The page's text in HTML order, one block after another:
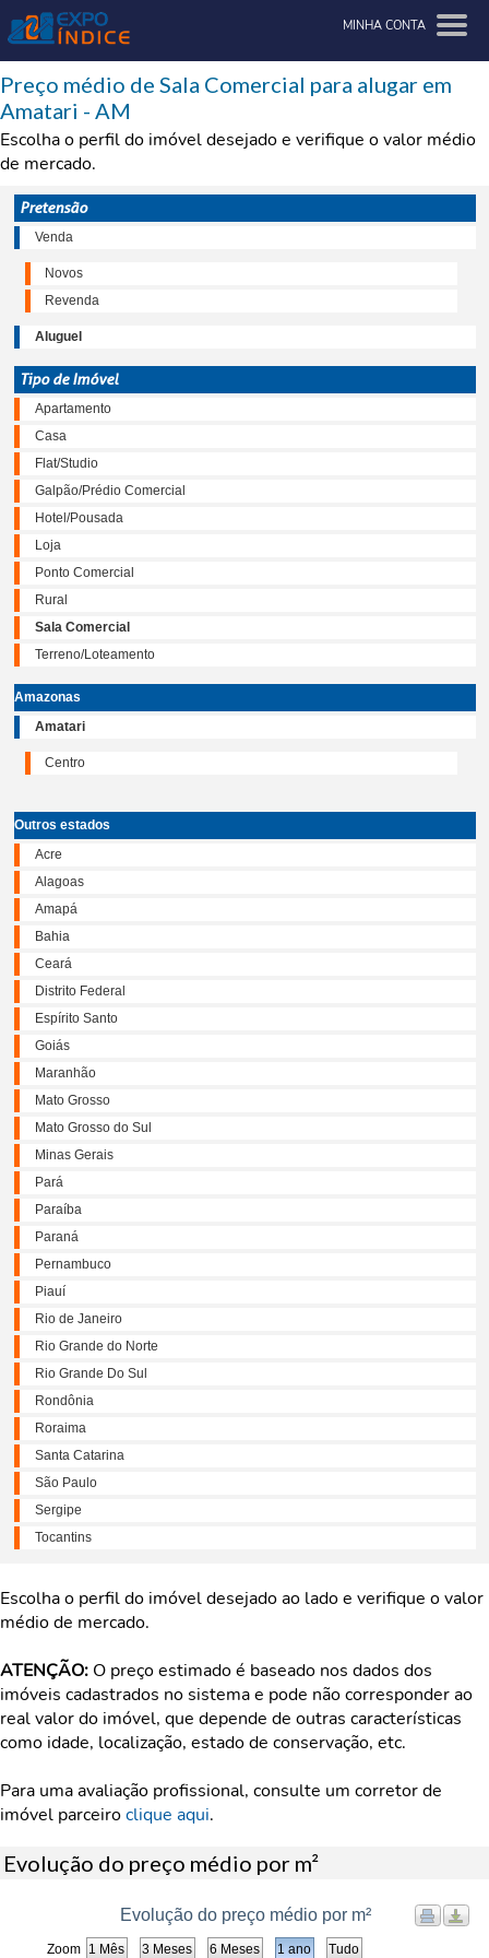
MINHA CONTA
Preço médio de Sala Comercial para alugar em
Amatari - AM
Escolha o perfil do imóvel desejado e verifique o valor médio
de mercado.
Pretensão
Venda
Novos
Revenda
Aluguel
Tipo de Imóvel
Apartamento
Casa
Flat/Studio
Galpão/Prédio Comercial
Hotel/Pousada
Loja
Ponto Comercial
Rural
Sala Comercial
Terreno/Loteamento
Amazonas
Amatari
Centro
Outros estados
Acre
Alagoas
Amapá
Bahia
Ceará
Distrito Federal
Espírito Santo
Goiás
Maranhão
Mato Grosso
Mato Grosso do Sul
Minas Gerais
Pará
Paraíba
Paraná
Pernambuco
Piauí
Rio de Janeiro
Rio Grande do Norte
Rio Grande Do Sul
Rondônia
Roraima
Santa Catarina
São Paulo
Sergipe
Tocantins
Escolha o perfil do imóvel desejado ao lado e verifique o valor
médio de mercado.
ATENÇÃO: O preço estimado é baseado nos dados dos
imóveis cadastrados no sistema e pode não corresponder ao
real valor do imóvel, que depende de outras características
como idade, localização, estado de conservação, etc.
Para uma avaliação profissional, consulte um corretor de
imóvel parceiroclique aqui.
Evolução do preço médio por m²
Zoom
Evolução do preço médio por m²
1 Mês 3 Meses 6 Meses 1 ano Tudo